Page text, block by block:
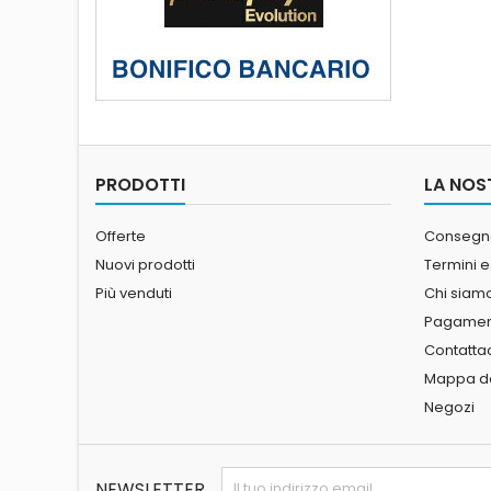
PRODOTTI
Offerte
Nuovi prodotti
Più venduti
LA
Termini
Chi
Mappa
Negozi